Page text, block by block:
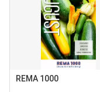
REMA 1000